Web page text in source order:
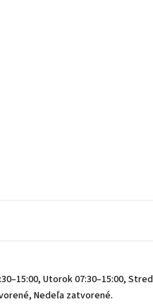
Utorok 07:30–15:00,
Nedeľa zatvorené.